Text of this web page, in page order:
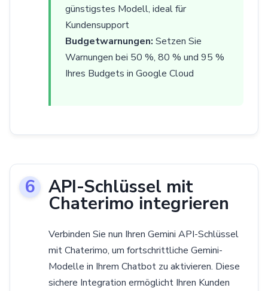
günstigstes Modell, ideal für
Kundensupport
Budgetwarnungen: Setzen Sie
Warnungen bei 50 %, 80 % und 95 %
Ihres Budgets in Google Cloud
API-Schlüssel mit
Chaterimo integrieren
Verbinden Sie nun Ihren Gemini API-Schlüssel
mit Chaterimo, um fortschrittliche Gemini-
Modelle in Ihrem Chatbot zu aktivieren. Diese
sichere Integration ermöglicht Ihren Kunden